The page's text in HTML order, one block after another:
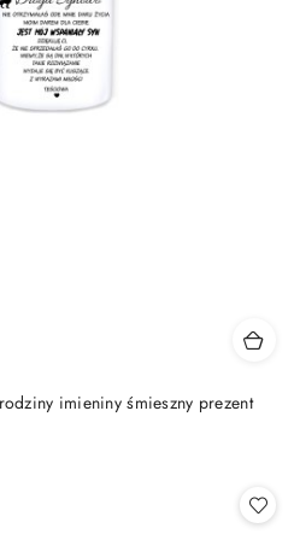
imieniny śmieszny prezent